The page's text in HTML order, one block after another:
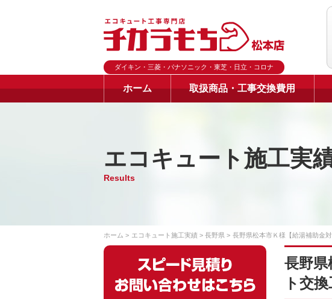
ダイキン・三菱・パナソニック・東芝・日立・コロナ
ホーム 取扱商品・工事交換費用
エコキュート施工実
Results
ホーム エコキュート施工実績 長野県 長野県松本市Ｋ様【給湯補助金
長野県
ト交